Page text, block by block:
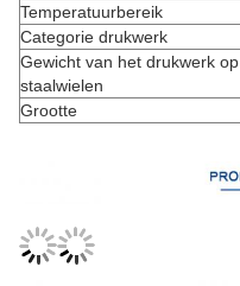
Temperatuurbereik
Categorie drukwerk
Gewicht van het drukwerk op
staalwielen
Grootte